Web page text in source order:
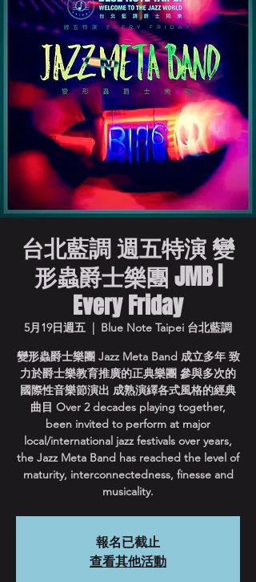
台北藍調 週五特演 變
形蟲爵士樂團 JMB |
Every Friday
5月19日週五
  |
Blue Note Taipei 台北藍調
變形蟲爵士樂團 Jazz Meta Band 成立多年 致
力於爵士樂教育推廣的正典樂團 參與多次的
國際性音樂節演出 成熟演繹各式風格的經典
曲目 Over 2 decades playing together,
been invited to perform at major
local/international jazz festivals over years,
the Jazz Meta Band has reached the level of
maturity, interconnectedness, finesse and
musicality.
報名已截止
查看其他活動